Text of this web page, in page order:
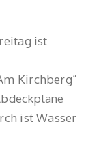
ist
Kirchberg”
ist Wasser